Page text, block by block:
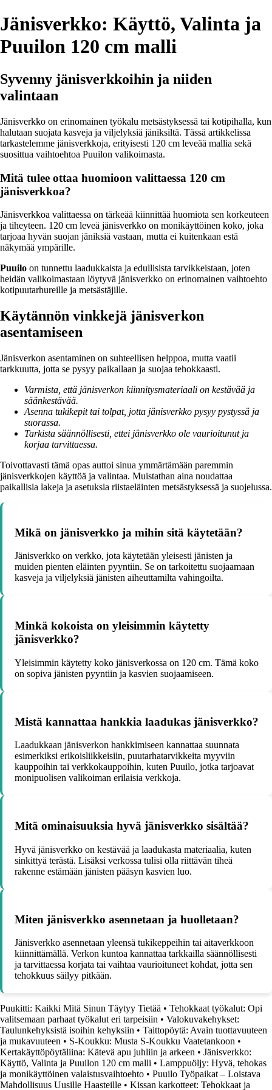
Jänisverkko: Käyttö, Valinta ja
Puuilon 120 cm malli
Syvenny jänisverkkoihin ja niiden
valintaan
Jänisverkko on erinomainen työkalu metsästyksessä tai kotipihalla, kun
halutaan suojata kasveja ja viljelyksiä jäniksiltä. Tässä artikkelissa
tarkastelemme jänisverkkoja, erityisesti 120 cm leveää mallia sekä
suosittua vaihtoehtoa Puuilon valikoimasta.
Mitä tulee ottaa huomioon valittaessa 120 cm
jänisverkkoa?
Jänisverkkoa valittaessa on tärkeää kiinnittää huomiota sen korkeuteen
ja tiheyteen. 120 cm leveä jänisverkko on monikäyttöinen koko, joka
tarjoaa hyvän suojan jäniksiä vastaan, mutta ei kuitenkaan estä
näkymää ympärille.
Puuilo on tunnettu laadukkaista ja edullisista tarvikkeistaan, joten
heidän valikoimastaan löytyvä jänisverkko on erinomainen vaihtoehto
kotipuutarhureille ja metsästäjille.
Käytännön vinkkejä jänisverkon
asentamiseen
Jänisverkon asentaminen on suhteellisen helppoa, mutta vaatii
tarkkuutta, jotta se pysyy paikallaan ja suojaa tehokkaasti.
Varmista, että jänisverkon kiinnitysmateriaali on kestävää ja
säänkestävää.
Asenna tukikepit tai tolpat, jotta jänisverkko pysyy pystyssä ja
suorassa.
Tarkista säännöllisesti, ettei jänisverkko ole vaurioitunut ja
korjaa tarvittaessa.
Toivottavasti tämä opas auttoi sinua ymmärtämään paremmin
jänisverkkojen käyttöä ja valintaa. Muistathan aina noudattaa
paikallisia lakeja ja asetuksia riistaeläinten metsästyksessä ja suojelussa.
Mikä on jänisverkko ja mihin sitä käytetään?
Jänisverkko on verkko, jota käytetään yleisesti jänisten ja
muiden pienten eläinten pyyntiin. Se on tarkoitettu suojaamaan
kasveja ja viljelyksiä jänisten aiheuttamilta vahingoilta.
Minkä kokoista on yleisimmin käytetty
jänisverkko?
Yleisimmin käytetty koko jänisverkossa on 120 cm. Tämä koko
on sopiva jänisten pyyntiin ja kasvien suojaamiseen.
Mistä kannattaa hankkia laadukas jänisverkko?
Laadukkaan jänisverkon hankkimiseen kannattaa suunnata
esimerkiksi erikoisliikkeisiin, puutarhatarvikkeita myyviin
kauppoihin tai verkkokauppoihin, kuten Puuilo, jotka tarjoavat
monipuolisen valikoiman erilaisia verkkoja.
Mitä ominaisuuksia hyvä jänisverkko sisältää?
Hyvä jänisverkko on kestävää ja laadukasta materiaalia, kuten
sinkittyä terästä. Lisäksi verkossa tulisi olla riittävän tiheä
rakenne estämään jänisten pääsyn kasvien luo.
Miten jänisverkko asennetaan ja huolletaan?
Jänisverkko asennetaan yleensä tukikeppeihin tai aitaverkkoon
kiinnittämällä. Verkon kuntoa kannattaa tarkkailla säännöllisesti
ja tarvittaessa korjata tai vaihtaa vaurioituneet kohdat, jotta sen
tehokkuus säilyy pitkään.
Puukitti: Kaikki Mitä Sinun Täytyy Tietää • Tehokkaat työkalut: Opi
valitsemaan parhaat työkalut eri tarpeisiin • Valokuvakehykset:
Taulunkehyksistä isoihin kehyksiin • Taittopöytä: Avain tuottavuuteen
ja mukavuuteen • S-Koukku: Musta S-Koukku Vaatetankoon •
Kertakäyttöpöytäliina: Kätevä apu juhliin ja arkeen • Jänisverkko:
Käyttö, Valinta ja Puuilon 120 cm malli • Lamppuöljy: Hyvä, tehokas
ja monikäyttöinen valaistusvaihtoehto • Puuilo Työpaikat – Loistava
Mahdollisuus Uusille Haasteille • Kissan karkotteet: Tehokkaat ja